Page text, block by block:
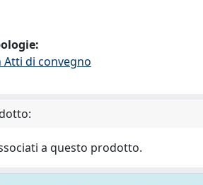
di convegno
a questo prodotto.